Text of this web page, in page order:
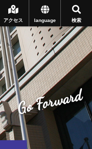
検索
language
アクセス
Go Forward